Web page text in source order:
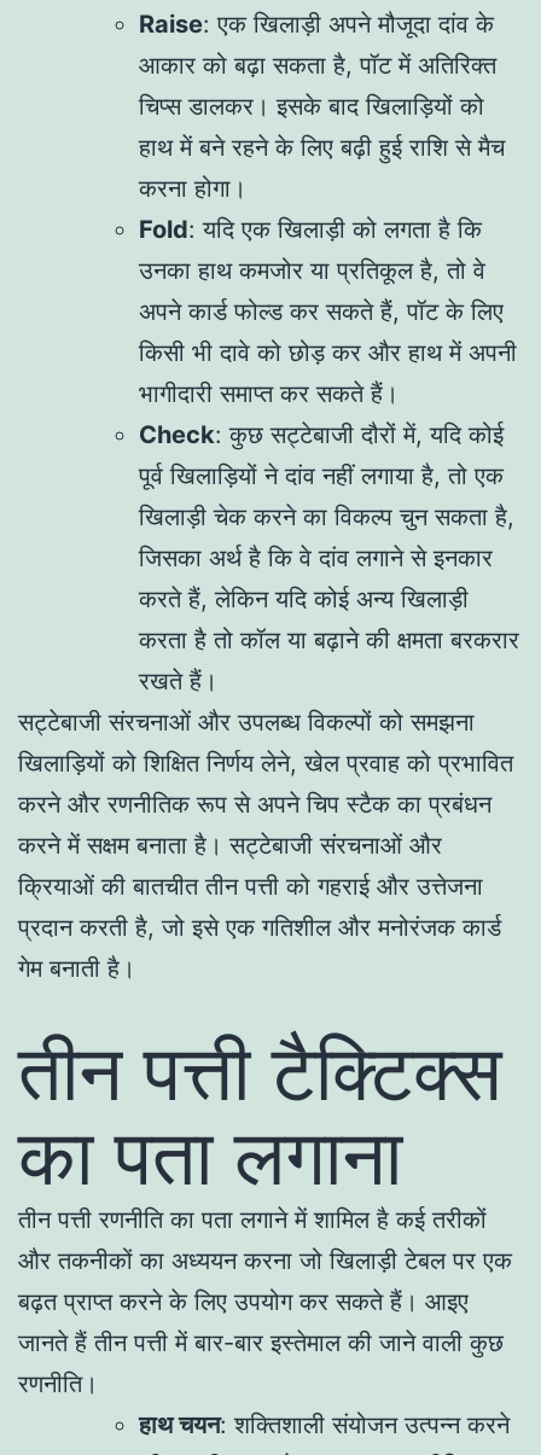
Raise: एक खिलाड़ी अपने मौजूदा दांव के
आकार को बढ़ा सकता है, पॉट में अतिरिक्त
चिप्स डालकर। इसके बाद खिलाड़ियों को
हाथ में बने रहने के लिए बढ़ी हुई राशि से मैच
करना होगा।
Fold: यदि एक खिलाड़ी को लगता है कि
उनका हाथ कमजोर या प्रतिकूल है, तो वे
अपने कार्ड फोल्ड कर सकते हैं, पॉट के लिए
किसी भी दावे को छोड़ कर और हाथ में अपनी
भागीदारी समाप्त कर सकते हैं।
Check: कुछ सट्टेबाजी दौरों में, यदि कोई
पूर्व खिलाड़ियों ने दांव नहीं लगाया है, तो एक
खिलाड़ी चेक करने का विकल्प चुन सकता है,
जिसका अर्थ है कि वे दांव लगाने से इनकार
करते हैं, लेकिन यदि कोई अन्य खिलाड़ी
करता है तो कॉल या बढ़ाने की क्षमता बरकरार
रखते हैं।
सट्टेबाजी संरचनाओं और उपलब्ध विकल्पों को समझना
खिलाड़ियों को शिक्षित निर्णय लेने, खेल प्रवाह को प्रभावित
करने और रणनीतिक रूप से अपने चिप स्टैक का प्रबंधन
करने में सक्षम बनाता है। सट्टेबाजी संरचनाओं और
क्रियाओं की बातचीत तीन पत्ती को गहराई और उत्तेजना
प्रदान करती है, जो इसे एक गतिशील और मनोरंजक कार्ड
गेम बनाती है।
तीन पत्ती टैक्टिक्स
का पता लगाना
तीन पत्ती रणनीति का पता लगाने में शामिल है कई तरीकों
और तकनीकों का अध्ययन करना जो खिलाड़ी टेबल पर एक
बढ़त प्राप्त करने के लिए उपयोग कर सकते हैं। आइए
जानते हैं तीन पत्ती में बार-बार इस्तेमाल की जाने वाली कुछ
रणनीति।
हाथ चयन: शक्तिशाली संयोजन उत्पन्न करने